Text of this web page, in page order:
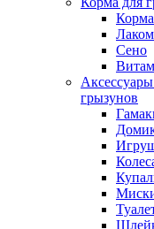
Корма
Сено
грызунов